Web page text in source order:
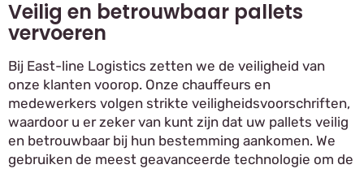
Veilig en betrouwbaar pallets
vervoeren
Bij East-line Logistics zetten we de veiligheid van
onze klanten voorop. Onze chauffeurs en
medewerkers volgen strikte veiligheidsvoorschriften,
waardoor u er zeker van kunt zijn dat uw pallets veilig
en betrouwbaar bij hun bestemming aankomen. We
gebruiken de meest geavanceerde technologie om de